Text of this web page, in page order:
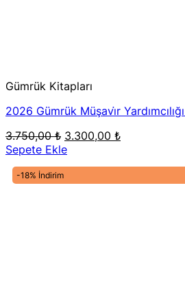
Gümrük Kitapları
2026 Gümrük Müşavi̇r Yardımcılığı
3.750,00₺ Orijinal
fiyat:
3.300,00 ₺Şu
Sepete Ekle
-18% İndirim